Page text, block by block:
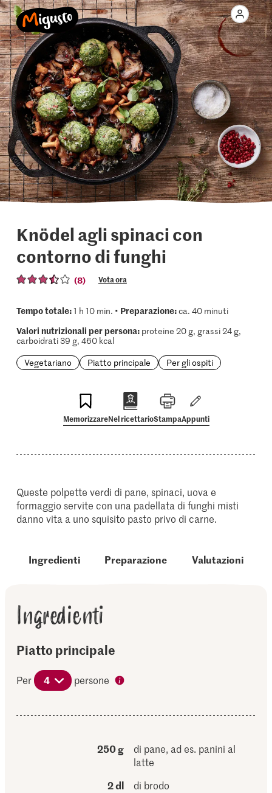
Knödel agli spinaci con
contorno di funghi
(8) Vota ora
Tempo totale:1 h 10 min. • Preparazione:ca. 40 minuti
Valori nutrizionali per persona:proteine 20 g, grassi 24 g,
carboidrati 39 g, 460 kcal
Vegetariano
Piatto principale Per gli ospiti
MemorizzareNel ricettarioStampaAppunti
Queste polpette verdi di pane, spinaci, uova e
formaggio servite con una padellata di funghi misti
danno vita a uno squisito pasto privo di carne.
Ingredienti Preparazione Valutazioni
Ingredienti
Piatto principale
Per 4 persone
250 g
di pane, ad es. panini al
latte
2 dl
di brodo